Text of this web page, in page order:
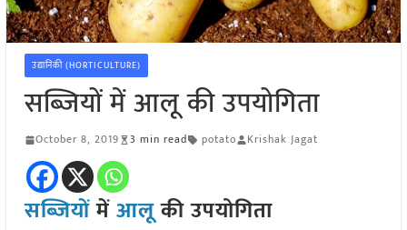
उद्यानिकी (HORTICULTURE)
सब्जियों में आलू की उपयोगिता
October 8, 2019 3 min read potato Krishak Jagat
सब्जियोंमेंआलूकी उपयोगिता